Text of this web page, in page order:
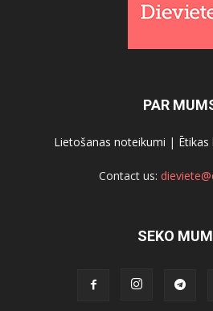
PAR
Lietošanas noteikumi | Ētikas
Contact us:
SEKO